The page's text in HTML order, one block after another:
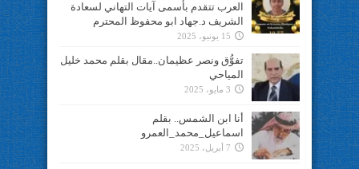
العرب تتقدم بأسمى آيات التهاني لسعادة
الشريف د.جهاد ابو محفوظ المحترم
15 يونيو، 2025
تفوُّق ونصر عظيمان..مقال بقلم محمد خليل
المياحي
3 مايو، 2025
أنا ابن الشمس.. بقلم
اسماعيل_محمد_العمرو
7 أبريل، 2025